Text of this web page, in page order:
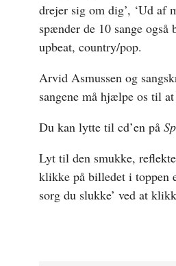
drejer sig om dig’, ‘Ud af
spænder de 10 sange
upbeat, country/pop.
Arvid Asmussen og
sangene må hjælpe os til
Du kan lytte til cd’en på
Lyt til den smukke,
klikke på billedet i toppen
sorg du slukke’ ved at